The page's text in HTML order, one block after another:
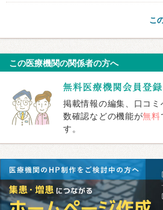
こ
この医療機関の関係者の方へ
掲載情報の編集、口コミ
数確認などの機能が無料
す。